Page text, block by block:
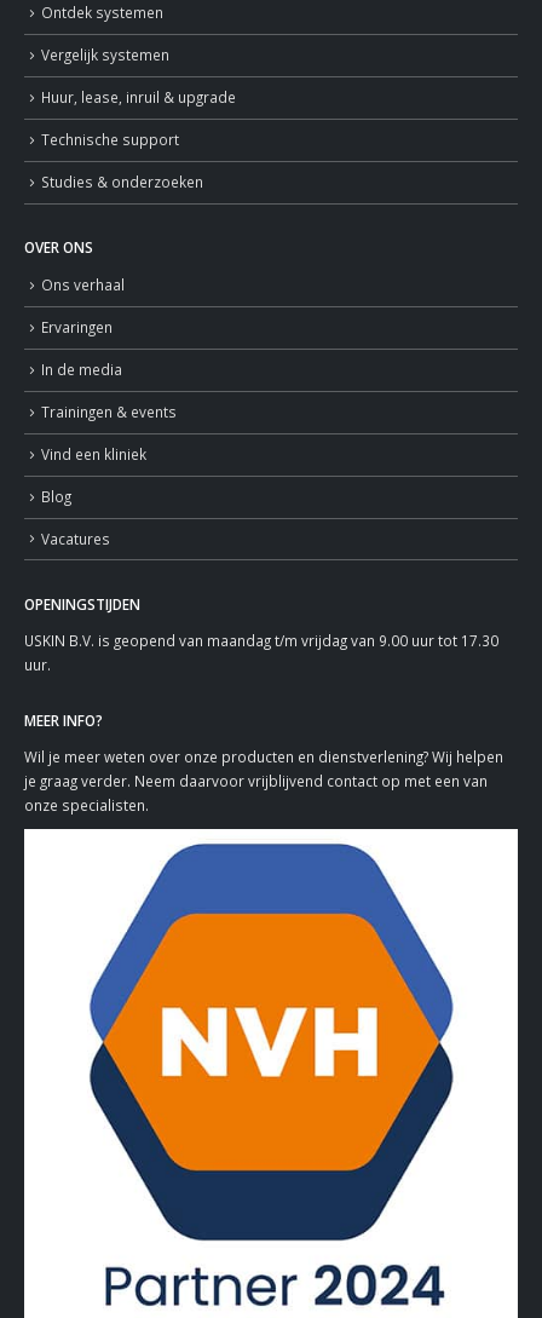
Ontdek systemen
Vergelijk systemen
Huur, lease, inruil & upgrade
Technische support
Studies & onderzoeken
OVER ONS
Ons verhaal
Ervaringen
In de media
Trainingen & events
Vind een kliniek
Blog
Vacatures
OPENINGSTIJDEN
USKIN B.V. is geopend van maandag t/m vrijdag van 9.00 uur tot 17.30
uur.
MEER INFO?
Wil je meer weten over onze producten en dienstverlening? Wij helpen
je graag verder. Neem daarvoor vrijblijvend contact op met een van
onze specialisten.